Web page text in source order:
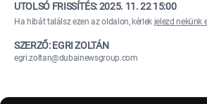
UTOLSÓ FRISSÍTÉS:2025. 11. 22 15:00
Ha hibát találsz ezen az oldalon, kérlek jelezd nekünk
SZERZŐ: EGRI ZOLTÁN
egri.zoltan@dubainewsgroup.com